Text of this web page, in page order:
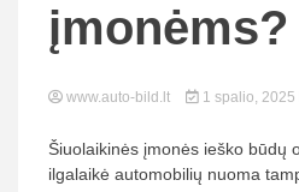
įmonėms?
www.auto-bild.lt 1 spalio, 2025
Šiuolaikinės įmonės ieško būdų
ilgalaikė automobilių nuoma